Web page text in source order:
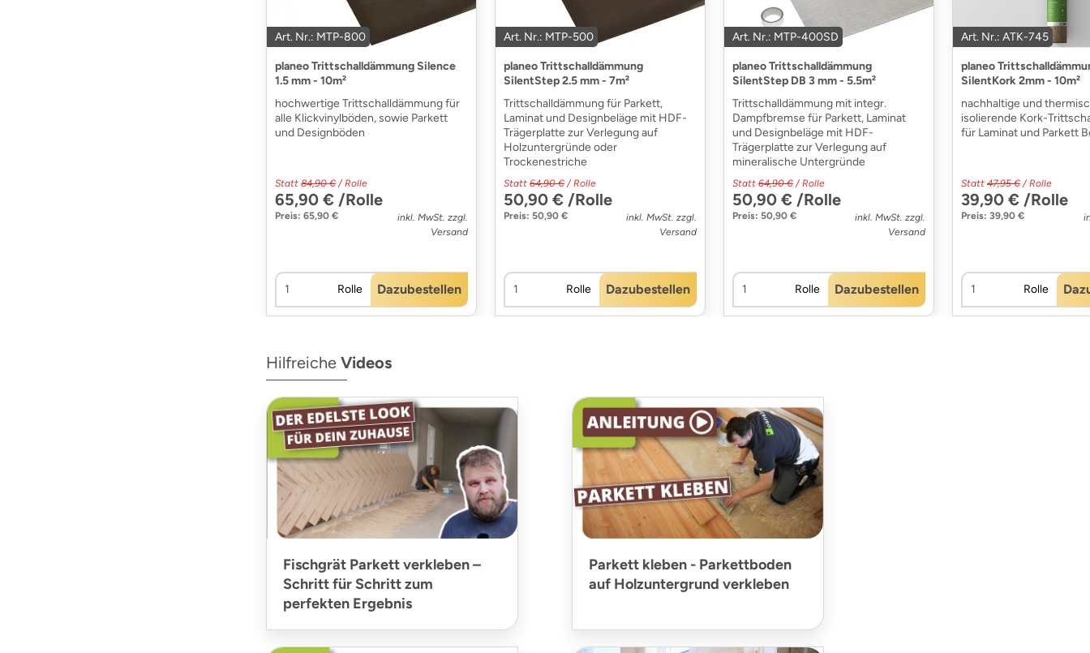
Art. Nr.: MTP-800
planeo Trittschalldämmung Silence
1.5 mm - 10m²
hochwertige Trittschalldämmung für
alle Klickvinylböden, sowie Parkett
und Designböden
Statt 84,90 € / Rolle
65,90 € /Rolle
Preis: 65,90 €
inkl. MwSt. zzgl.
Versand
Rolle Dazubestellen
Art. Nr.: MTP-500
planeo Trittschalldämmung
SilentStep 2.5 mm - 7m²
Trittschalldämmung für Parkett,
Laminat und Designbeläge mit HDF-
Trägerplatte zur Verlegung auf
Holzuntergründe oder
Trockenestriche
Statt 64,90 € / Rolle
50,90 € /Rolle
Preis: 50,90 €
inkl. MwSt. zzgl.
Versand
Rolle Dazubestellen
Art. Nr.: MTP-400SD
planeo Trittschalldämmung
SilentStep DB 3 mm - 5.5m²
Trittschalldämmung mit integr.
Dampfbremse für Parkett, Laminat
und Designbeläge mit HDF-
Trägerplatte zur Verlegung auf
mineralische Untergründe
Statt 64,90 € / Rolle
50,90 € /Rolle
Preis: 50,90 €
inkl. MwSt. zzgl.
Versand
Rolle Dazubestellen
Art. Nr.: ATK-745
planeo
SilentKork 2mm - 10m²
nachhaltige und
isolierende Kork-
für Laminat und Parkett
Statt 47,95 € / Rolle
39,90 € /Rolle
Preis: 39,90 €
Rolle
Hilfreiche Videos
Fischgrät Parkett verkleben –
Schritt für Schritt zum
perfekten Ergebnis
Parkett kleben - Parkettboden
auf Holzuntergrund verkleben